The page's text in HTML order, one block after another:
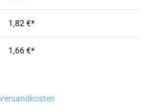
1,82 €*
1,66 €*